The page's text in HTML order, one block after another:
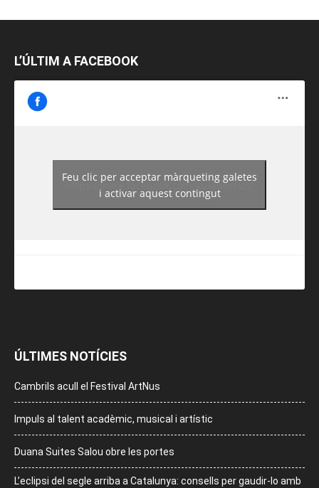
L’ÚLTIM A FACEBOOK
https://www.facebook.com/guiadereus/
Feu clic per acceptar màrqueting galetes
i activar aquest contingut
ÚLTIMES NOTÍCIES
Cambrils acull el Festival ArtNus
Impuls al talent acadèmic, musical i artístic
Duana Suites Salou obre les portes
L’eclipsi del segle arriba a Catalunya: consells per gaudir-lo amb